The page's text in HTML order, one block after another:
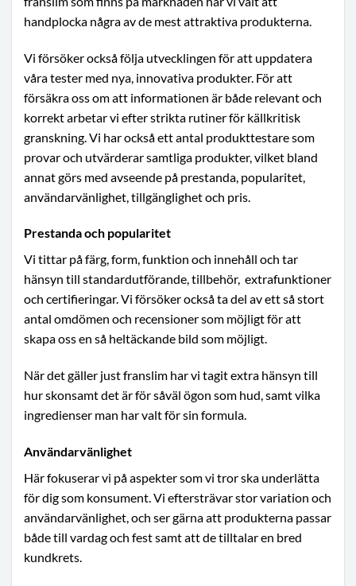
handplocka några av de mest attraktiva produkterna.
Vi försöker också följa utvecklingen för att uppdatera
våra tester med nya, innovativa produkter. För att
försäkra oss om att informationen är både relevant och
korrekt arbetar vi efter strikta rutiner för källkritisk
granskning. Vi har också ett antal produkttestare som
provar och utvärderar samtliga produkter, vilket bland
annat görs med avseende på prestanda, popularitet,
användarvänlighet, tillgänglighet och pris.
Prestanda och popularitet
Vi tittar på färg, form, funktion och innehåll och tar
hänsyn till standardutförande, tillbehör, extrafunktioner
och certifieringar. Vi försöker också ta del av ett så stort
antal omdömen och recensioner som möjligt för att
skapa oss en så heltäckande bild som möjligt.
När det gäller just franslim har vi tagit extra hänsyn till
hur skonsamt det är för såväl ögon som hud, samt vilka
ingredienser man har valt för sin formula.
Användarvänlighet
Här fokuserar vi på aspekter som vi tror ska underlätta
för dig som konsument. Vi eftersträvar stor variation och
användarvänlighet, och ser gärna att produkterna passar
både till vardag och fest samt att de tilltalar en bred
kundkrets.